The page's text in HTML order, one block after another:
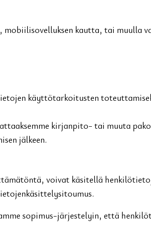
kautta, tai muulla
käyttötarkoitusten
kirjanpito- tai muuta
jälkeen.
voivat käsitellä
sopimus-järjestelyin, että